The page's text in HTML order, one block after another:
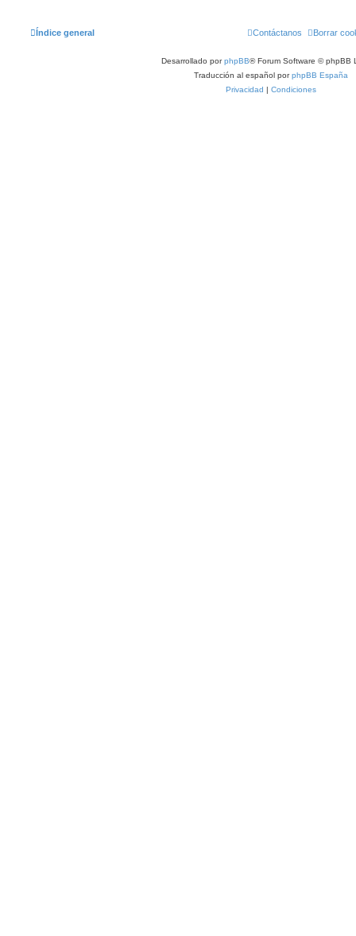
Índice general Borrar
Contáctanos
Desarrollado porphpBB® Forum Software © phpBB
Traducción al español porphpBB España
Privacidad | Condiciones